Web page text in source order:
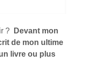
?
Devant mon
de mon ultime
livre ou plus